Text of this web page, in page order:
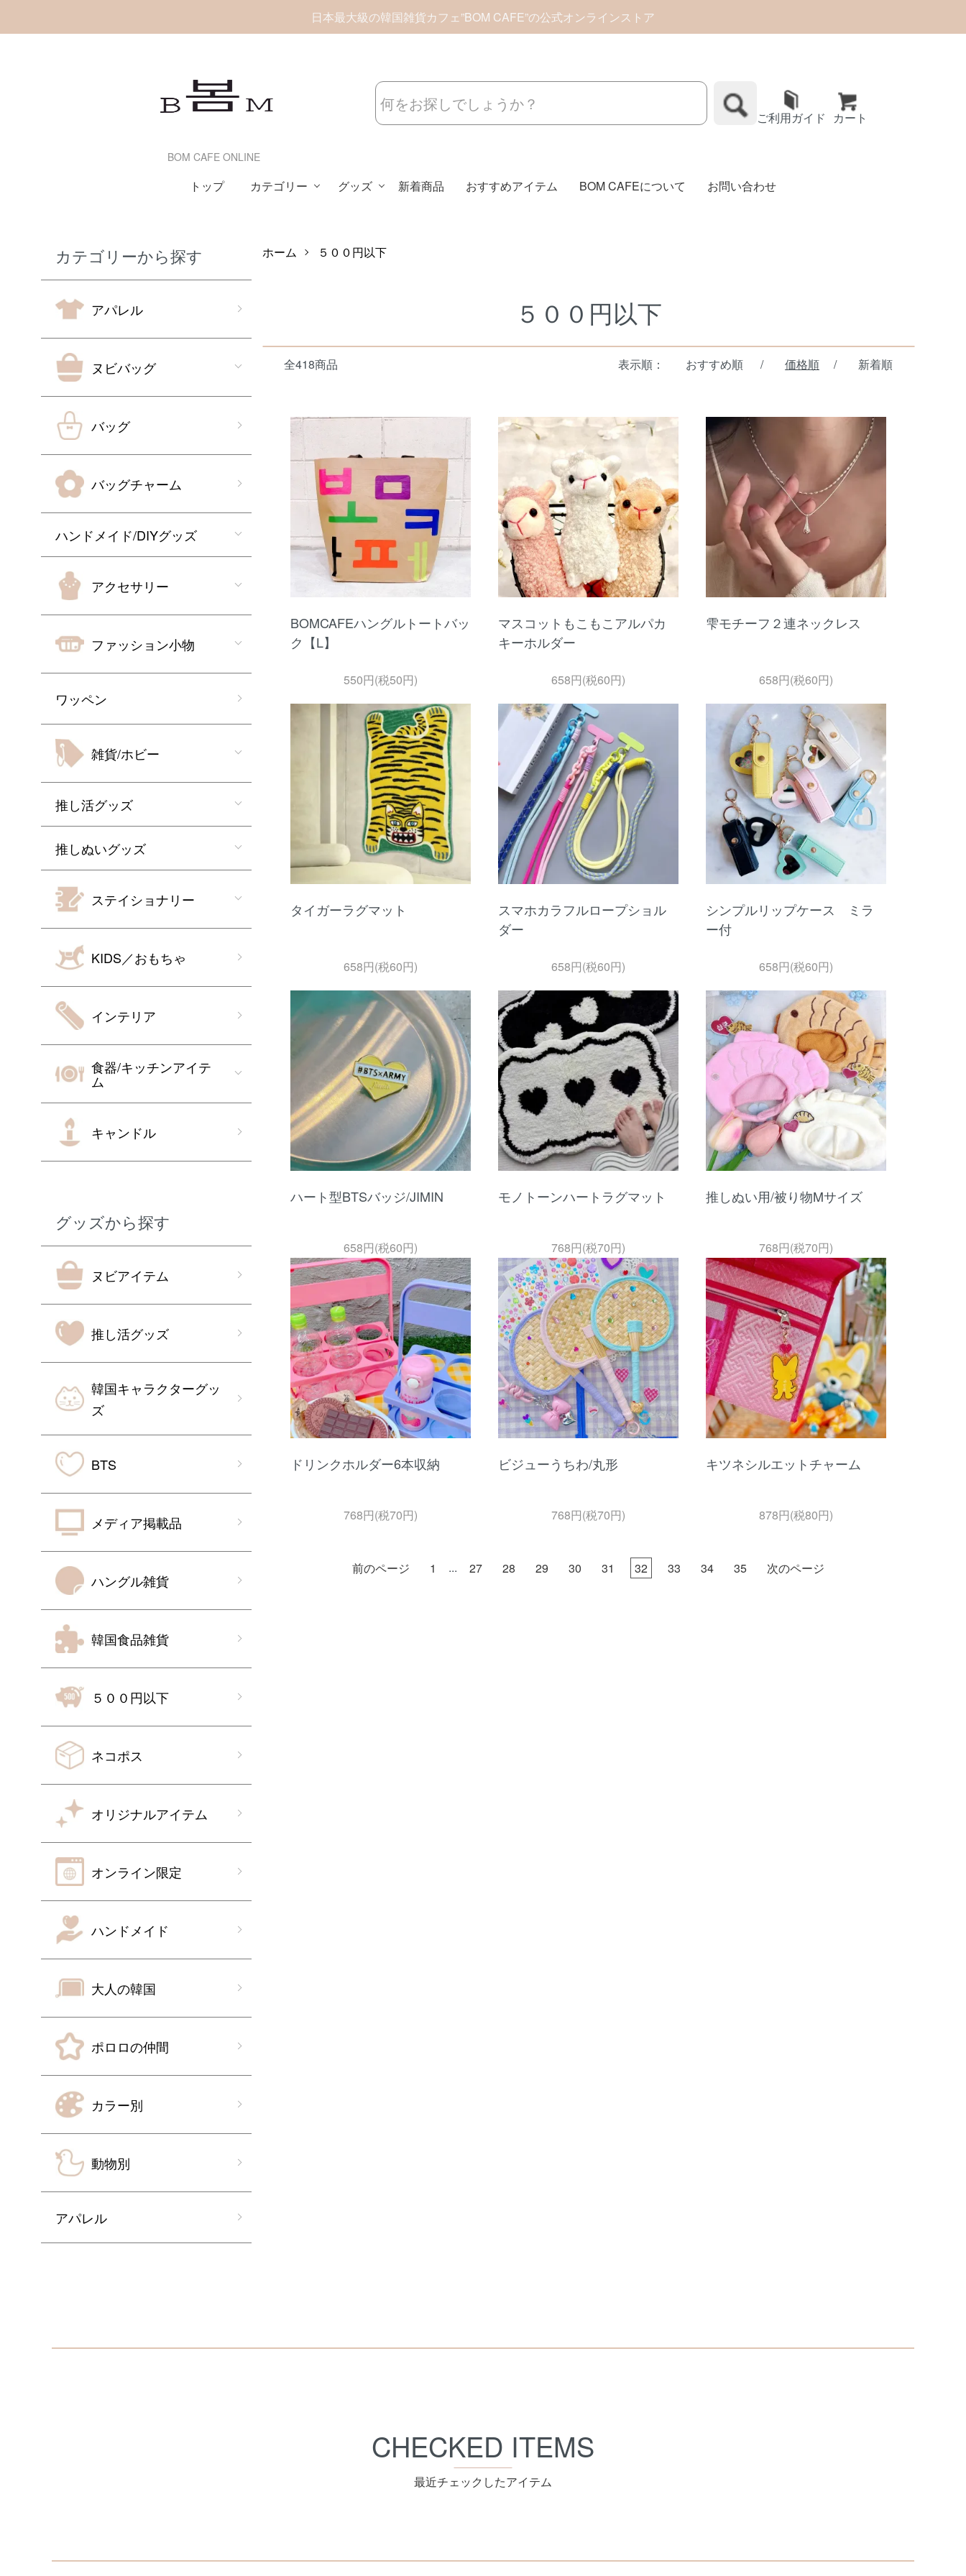
日本最大級の韓国雑貨カフェ”BOM CAFE”の公式オンラインストア
BOM CAFE ONLINE
ご利用ガイド カート
トップ カテゴリー グッズ 新着商品 おすすめアイテム BOM CAFEについて お問い合わせ
カテゴリーから探す
アパレル
ヌビバッグ
バッグ
バッグチャーム
ハンドメイド/DIYグッズ
アクセサリー
ファッション小物
ワッペン
雑貨/ホビー
推し活グッズ
推しぬいグッズ
ステイショナリー
KIDS／おもちゃ
インテリア
食器/キッチンアイテ
ム
キャンドル
グッズから探す
ヌビアイテム
推し活グッズ
韓国キャラクターグッ
ズ
BTS
メディア掲載品
ハングル雑貨
韓国食品雑貨
５００円以下
ネコポス
オリジナルアイテム
オンライン限定
ハンドメイド
大人の韓国
ポロロの仲間
カラー別
動物別
アパレル
ホーム ５００円以下
５００円以下
全418商品 表示順： おすすめ順 / 価格順 / 新着順
BOMCAFEハングルトートバッ
ク【L】
550円(税50円)
マスコットもこもこアルパカ
キーホルダー
658円(税60円)
雫モチーフ２連ネックレス
658円(税60円)
タイガーラグマット
658円(税60円)
スマホカラフルロープショル
ダー
658円(税60円)
シンプルリップケース ミラ
ー付
658円(税60円)
ハート型BTSバッジ/JIMIN
658円(税60円)
モノトーンハートラグマット
768円(税70円)
推しぬい用/被り物Mサイズ
768円(税70円)
ドリンクホルダー6本収納
768円(税70円)
ビジューうちわ/丸形
768円(税70円)
キツネシルエットチャーム
878円(税80円)
前のページ 1 ... 27 28 29 30 31 32 33 34 35 次のページ
CHECKED ITEMS
最近チェックしたアイテム